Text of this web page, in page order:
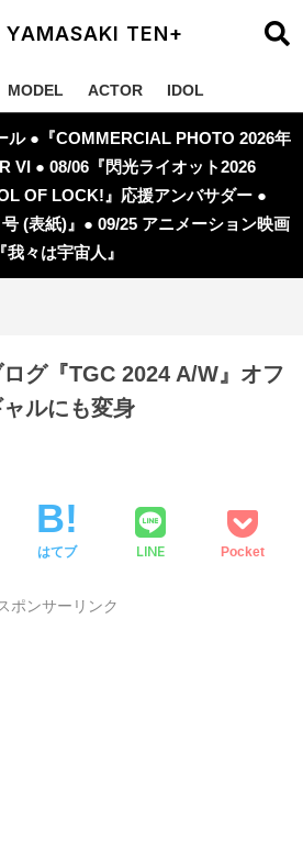
YAMASAKI TEN+
MODEL ACTOR IDOL
ル ●『COMMERCIAL PHOTO 2026年
VI ● 08/06『閃光ライオット2026
OF LOCK!』応援アンバサダー ●
(表紙)』● 09/25 アニメーション映画
『我々は宇宙人』
グ『TGC 2024 A/W』オフ
ルにも変身
はてブ LINE Pocket
ポンサーリンク